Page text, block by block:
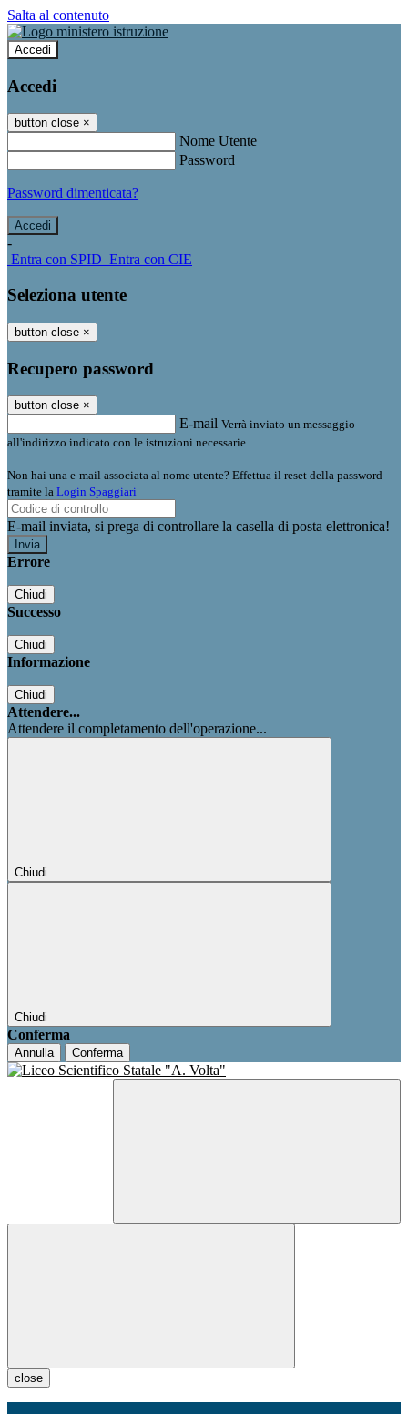
Salta al contenuto
Accedi
Accedi
button close ×
Nome Utente
Password
Password dimenticata?
-
Entra con SPID Entra con CIE
Seleziona utente
button close ×
Recupero password
button close ×
E-mail Verrà inviato un messaggio
all'indirizzo indicato con le istruzioni necessarie.
Non hai una e-mail associata al nome utente? Effettua il reset della password
tramite la Login Spaggiari
E-mail inviata, si prega di controllare la casella di posta elettronica!
Errore
Chiudi
Successo
Chiudi
Informazione
Chiudi
Attendere...
Attendere il completamento dell'operazione...
Chiudi
Chiudi
Conferma
Annulla Conferma
close